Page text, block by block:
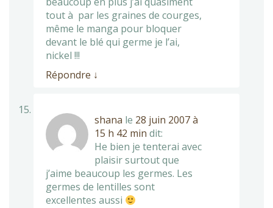
tout à par les graines de courges,
même le manga pour bloquer
devant le blé qui germe je l’ai,
nickel !!!
Répondre ↓
shana le 28 juin 2007 à
15 h 42 min dit:
He bien je tenterai avec
plaisir surtout que
j’aime beaucoup les germes. Les
germes de lentilles sont
excellentes aussi